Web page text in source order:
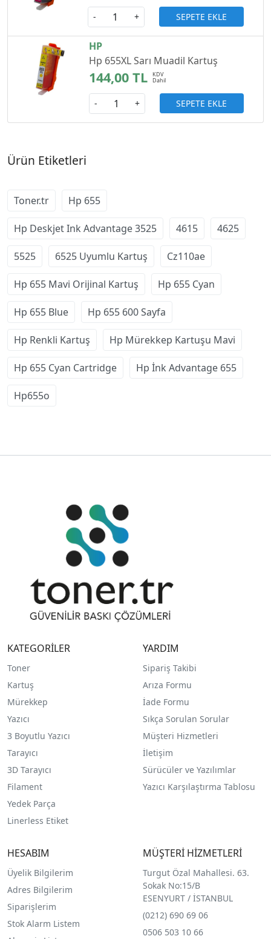
- + SEPETE EKLE
HP
Hp 655XL Sarı Muadil Kartuş
144,00 TL
- + SEPETE EKLE
Ürün Etiketleri
Toner.tr Hp 655
Hp Deskjet Ink Advantage 3525 4615 4625
5525 6525 Uyumlu Kartuş Cz110ae
Hp 655 Mavi Orijinal Kartuş Hp 655 Cyan
Hp 655 Blue Hp 655 600 Sayfa
Hp Renkli Kartuş Hp Mürekkep Kartuşu Mavi
Hp 655 Cyan Cartridge Hp İnk Advantage 655
Hp655o
KATEGORİLER
Toner
Kartuş
Mürekkep
Yazıcı
3 Boyutlu Yazıcı
Tarayıcı
3D Tarayıcı
Filament
Yedek Parça
Linerless Etiket
YARDIM
Sipariş Takibi
Arıza Formu
İade Formu
Sıkça Sorulan Sorular
Müşteri Hizmetleri
İletişim
Sürücüler ve Yazılımlar
Yazıcı Karşılaştırma Tablosu
HESABIM
Üyelik Bilgilerim
Adres Bilgilerim
Siparişlerim
Stok Alarm Listem
MÜŞTERİ HİZMETLERİ
Turgut Özal Mahallesi. 63.
Sokak No:15/B
ESENYURT / İSTANBUL
(0212) 690 69 06
0506 503 10 66